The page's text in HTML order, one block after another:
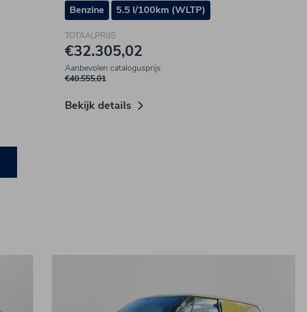
Benzine 5.5 l/100km (WLTP)
TOTAALPRIJS
€32.305,02
Aanbevolen catalogusprijs
€40.555,01
Bekijk details